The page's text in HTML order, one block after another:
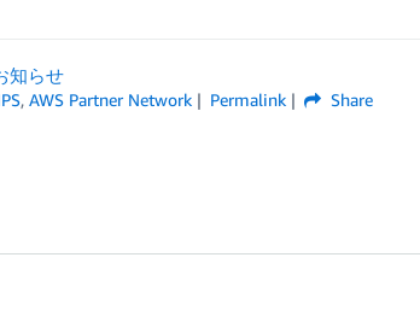
知らせ
,AWS Partner Network Permalink
Share